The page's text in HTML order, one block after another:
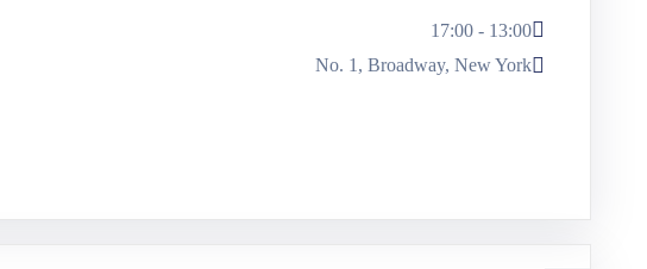
13:00 - 17:00
No. 1, Broadway, New York